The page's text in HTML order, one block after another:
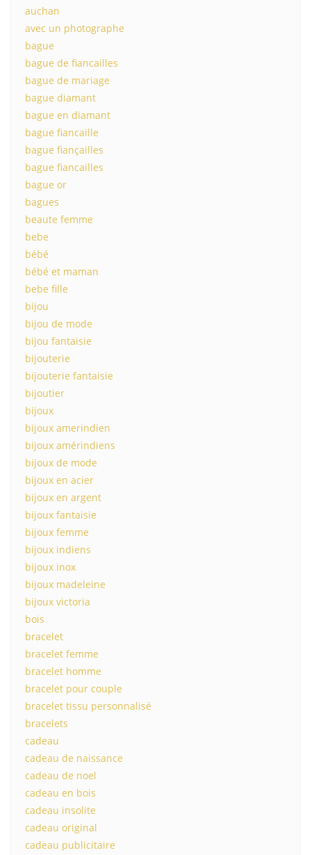
auchan
avec un photographe
bague
bague de fiancailles
bague de mariage
bague diamant
bague en diamant
bague fiancaille
bague fiançailles
bague fiancailles
bague or
bagues
beaute femme
bebe
bébé
bébé et maman
bebe fille
bijou
bijou de mode
bijou fantaisie
bijouterie
bijouterie fantaisie
bijoutier
bijoux
bijoux amerindien
bijoux amérindiens
bijoux de mode
bijoux en acier
bijoux en argent
bijoux fantaisie
bijoux femme
bijoux indiens
bijoux inox
bijoux madeleine
bijoux victoria
bois
bracelet
bracelet femme
bracelet homme
bracelet pour couple
bracelet tissu personnalisé
bracelets
cadeau
cadeau de naissance
cadeau de noel
cadeau en bois
cadeau insolite
cadeau original
cadeau publicitaire